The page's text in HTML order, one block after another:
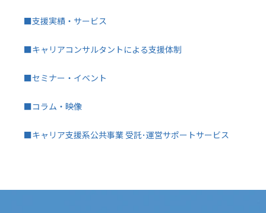
■支援実績・サービス
■キャリアコンサルタントによる支援体制
■セミナー・イベント
■コラム・映像
■キャリア支援系公共事業 受託･運営サポートサービス